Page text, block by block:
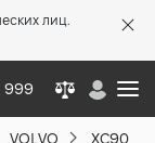
лиц.
999
VOLVO XC90